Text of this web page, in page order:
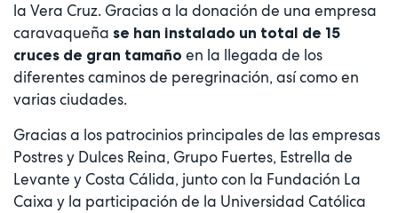
la Vera Cruz. Gracias a la donación de una empresa
caravaqueña se han instalado un total de 15
cruces de gran tamaño en la llegada de los
diferentes caminos de peregrinación, así como en
varias ciudades.
Gracias a los patrocinios principales de las empresas
Postres y Dulces Reina, Grupo Fuertes, Estrella de
Levante y Costa Cálida, junto con la Fundación La
Caixa y la participación de la Universidad Católica